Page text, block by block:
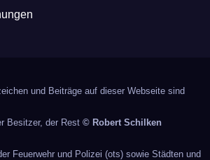
und Beiträge auf dieser Webseite sind
Besitzer, der Rest © Robert Schilken
Feuerwehr und Polizei (ots) sowie Städten und